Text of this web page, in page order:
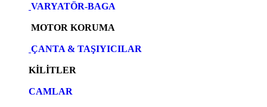
VARYATÖR-BAGA
MOTOR KORUMA
ÇANTA & TAŞIYICILAR
KİLİTLER
CAMLAR